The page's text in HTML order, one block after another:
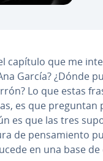
capítulo que me
García? ¿Dónde
Lo que estas
es que preguntan
es que las tres
de pe­n­sa­mie­n­to
en una base de